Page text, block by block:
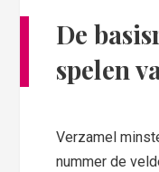
De
spelen
Verzamel
nummer de